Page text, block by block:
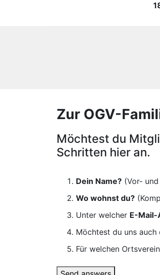
Zur OGV-
Möchtest du
Schritten hier an.
Dein Name? (Vor-
Wo wohnst du?
Unter welcher E-Mail-
Möchtest du uns auch
Für welchen